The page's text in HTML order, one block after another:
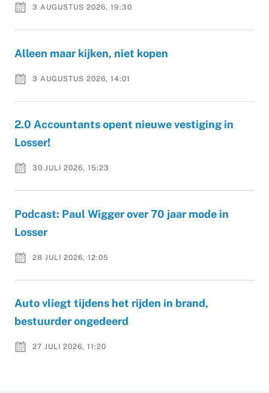
3 AUGUSTUS 2026, 19:30
Alleen maar kijken, niet kopen
3 AUGUSTUS 2026, 14:01
2.0 Accountants opent nieuwe vestiging in
Losser!
30 JULI 2026, 15:23
Podcast: Paul Wigger over 70 jaar mode in
Losser
28 JULI 2026, 12:05
Auto vliegt tijdens het rijden in brand,
bestuurder ongedeerd
27 JULI 2026, 11:20